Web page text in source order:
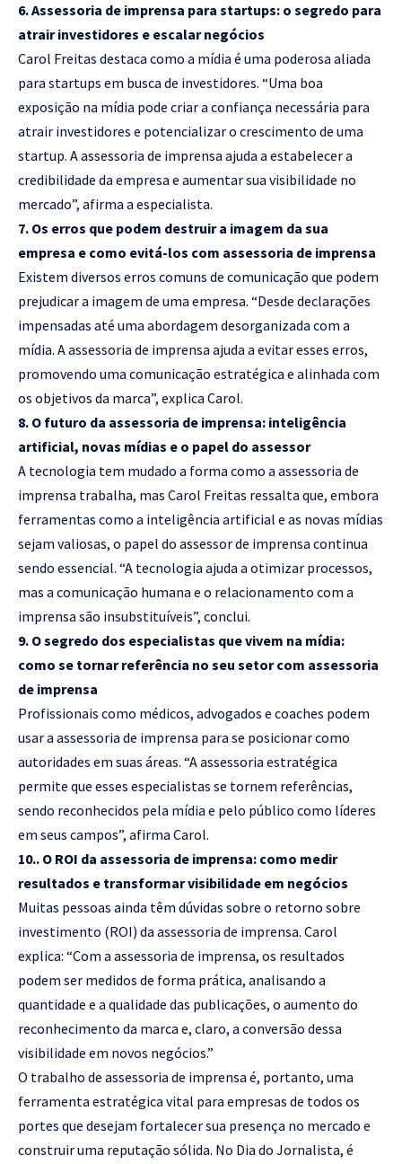
6. Assessoria de imprensa para startups: o segredo para
atrair investidores e escalar negócios
Carol Freitas destaca como a mídia é uma poderosa aliada
para startups em busca de investidores. “Uma boa
exposição na mídia pode criar a confiança necessária para
atrair investidores e potencializar o crescimento de uma
startup. A assessoria de imprensa ajuda a estabelecer a
credibilidade da empresa e aumentar sua visibilidade no
mercado”, afirma a especialista.
7. Os erros que podem destruir a imagem da sua
empresa e como evitá-los com assessoria de imprensa
Existem diversos erros comuns de comunicação que podem
prejudicar a imagem de uma empresa. “Desde declarações
impensadas até uma abordagem desorganizada com a
mídia. A assessoria de imprensa ajuda a evitar esses erros,
promovendo uma comunicação estratégica e alinhada com
os objetivos da marca”, explica Carol.
8. O futuro da assessoria de imprensa: inteligência
artificial, novas mídias e o papel do assessor
A tecnologia tem mudado a forma como a assessoria de
imprensa trabalha, mas Carol Freitas ressalta que, embora
ferramentas como a inteligência artificial e as novas mídias
sejam valiosas, o papel do assessor de imprensa continua
sendo essencial. “A tecnologia ajuda a otimizar processos,
mas a comunicação humana e o relacionamento com a
imprensa são insubstituíveis”, conclui.
9. O segredo dos especialistas que vivem na mídia:
como se tornar referência no seu setor com assessoria
de imprensa
Profissionais como médicos, advogados e coaches podem
usar a assessoria de imprensa para se posicionar como
autoridades em suas áreas. “A assessoria estratégica
permite que esses especialistas se tornem referências,
sendo reconhecidos pela mídia e pelo público como líderes
em seus campos”, afirma Carol.
10.. O ROI da assessoria de imprensa: como medir
resultados e transformar visibilidade em negócios
Muitas pessoas ainda têm dúvidas sobre o retorno sobre
investimento (ROI) da assessoria de imprensa. Carol
explica: “Com a assessoria de imprensa, os resultados
podem ser medidos de forma prática, analisando a
quantidade e a qualidade das publicações, o aumento do
reconhecimento da marca e, claro, a conversão dessa
visibilidade em novos negócios.”
O trabalho de assessoria de imprensa é, portanto, uma
ferramenta estratégica vital para empresas de todos os
portes que desejam fortalecer sua presença no mercado e
construir uma reputação sólida. No Dia do Jornalista, é